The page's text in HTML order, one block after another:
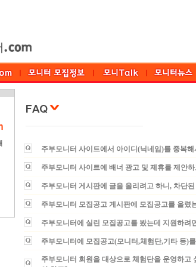
주부모니터 사이트에서 아이디(닉네임)를 중복
주부모니터 사이트에 배너 광고 및 제휴를 제안
주부모니터 게시판에 글을 올리려고 하니, 차단
주부모니터 모집공고 게시판에 모집공고를 올렸
주부모니터에 실린 모집공고를 봤는데 지원하려
주부모니터에 모집공고(모니터,체험단,기타 등)
주부모니터 회원을 대상으로 체험단을 운영하고